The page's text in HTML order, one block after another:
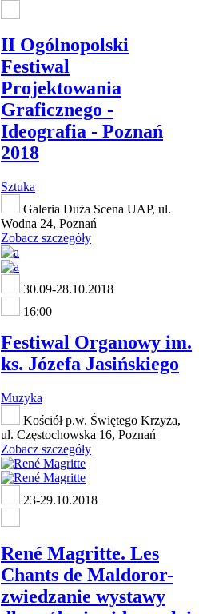
II Ogólnopolski
Festiwal
Projektowania
Graficznego -
Ideografia - Poznań
2018
Sztuka
Galeria Duża Scena UAP, ul.
Wodna 24, Poznań
Zobacz szczegóły
30.09-28.10.2018
16:00
Festiwal Organowy im.
ks. Józefa Jasińskiego
Muzyka
Kościół p.w. Świętego Krzyża,
ul. Częstochowska 16, Poznań
Zobacz szczegóły
23-29.10.2018
René Magritte. Les
Chants de Maldoror-
zwiedzanie wystawy